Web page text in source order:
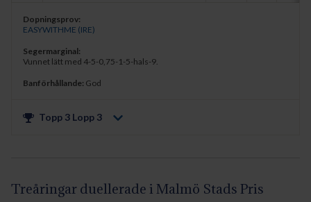
Dopningsprov:
EASYWITHME (IRE)
Segermarginal:
Vunnet lätt med 4-5-0,75-1-5-hals-9.
Banförhållande: God
Topp 3 Lopp 3
Treåringar duellerade i Malmö Stads Pris